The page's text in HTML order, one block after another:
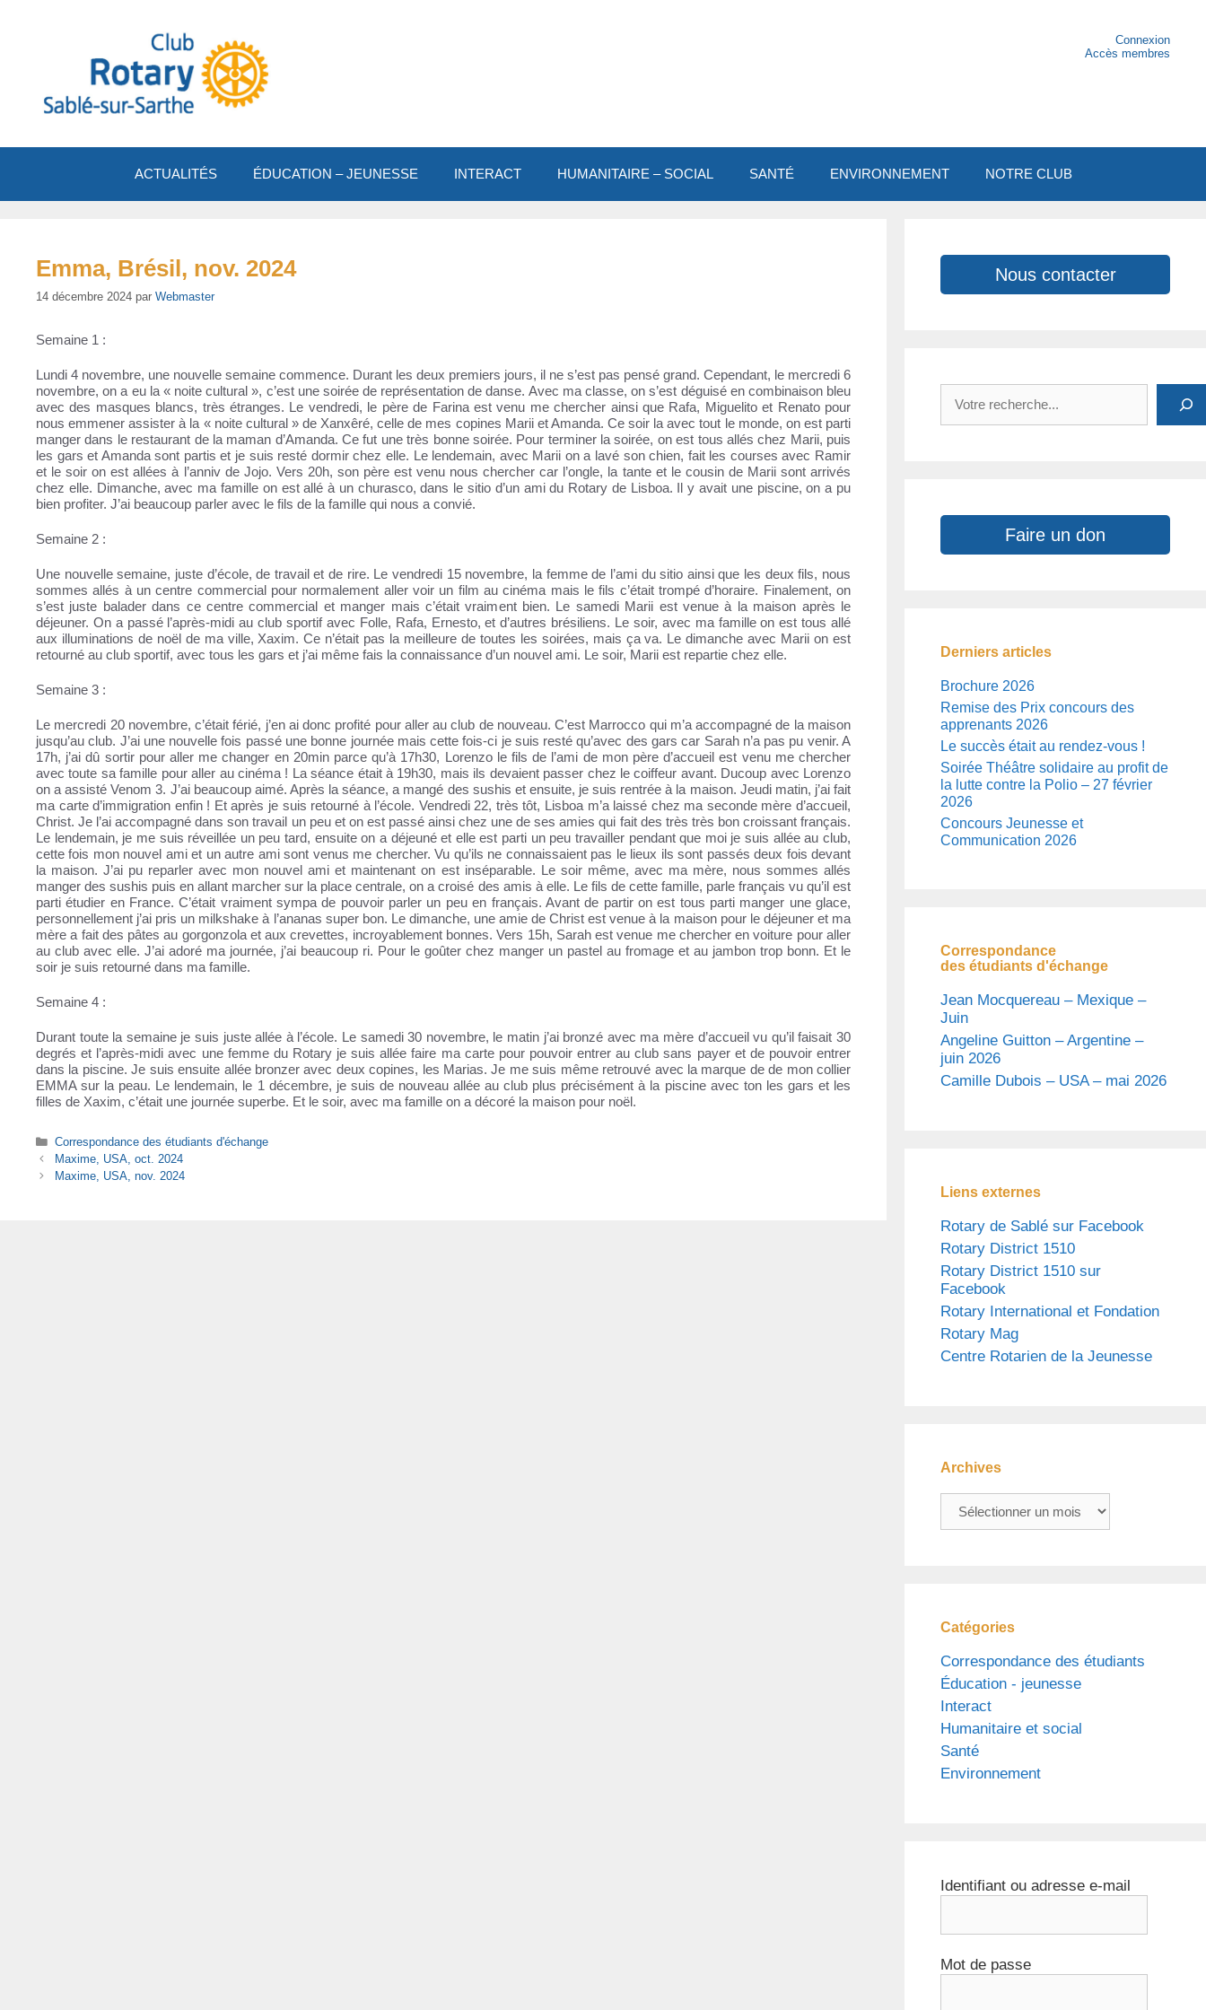
Connexion
Accès membres
ACTUALITÉS ÉDUCATION – JEUNESSE INTERACT HUMANITAIRE – SOCIAL SANTÉ ENVIRONNEMENT NOTRE CLUB
Emma, Brésil, nov. 2024
14 décembre 2024 par Webmaster
Semaine 1 :
Lundi 4 novembre, une nouvelle semaine commence. Durant les deux premiers jours, il ne s’est pas pensé grand. Cependant, le mercredi 6
novembre, on a eu la « noite cultural », c’est une soirée de représentation de danse. Avec ma classe, on s’est déguisé en combinaison bleu
avec des masques blancs, très étranges. Le vendredi, le père de Farina est venu me chercher ainsi que Rafa, Miguelito et Renato pour
nous emmener assister à la « noite cultural » de Xanxêré, celle de mes copines Marii et Amanda. Ce soir la avec tout le monde, on est parti
manger dans le restaurant de la maman d’Amanda. Ce fut une très bonne soirée. Pour terminer la soirée, on est tous allés chez Marii, puis
les gars et Amanda sont partis et je suis resté dormir chez elle. Le lendemain, avec Marii on a lavé son chien, fait les courses avec Ramir
et le soir on est allées à l’anniv de Jojo. Vers 20h, son père est venu nous chercher car l’ongle, la tante et le cousin de Marii sont arrivés
chez elle. Dimanche, avec ma famille on est allé à un churasco, dans le sitio d’un ami du Rotary de Lisboa. Il y avait une piscine, on a pu
bien profiter. J’ai beaucoup parler avec le fils de la famille qui nous a convié.
Semaine 2 :
Une nouvelle semaine, juste d’école, de travail et de rire. Le vendredi 15 novembre, la femme de l’ami du sitio ainsi que les deux fils, nous
sommes allés à un centre commercial pour normalement aller voir un film au cinéma mais le fils c’était trompé d’horaire. Finalement, on
s’est juste balader dans ce centre commercial et manger mais c’était vraiment bien. Le samedi Marii est venue à la maison après le
déjeuner. On a passé l’après-midi au club sportif avec Folle, Rafa, Ernesto, et d’autres brésiliens. Le soir, avec ma famille on est tous allé
aux illuminations de noël de ma ville, Xaxim. Ce n’était pas la meilleure de toutes les soirées, mais ça va. Le dimanche avec Marii on est
retourné au club sportif, avec tous les gars et j’ai même fais la connaissance d’un nouvel ami. Le soir, Marii est repartie chez elle.
Semaine 3 :
Le mercredi 20 novembre, c’était férié, j’en ai donc profité pour aller au club de nouveau. C’est Marrocco qui m’a accompagné de la maison
jusqu’au club. J’ai une nouvelle fois passé une bonne journée mais cette fois-ci je suis resté qu’avec des gars car Sarah n’a pas pu venir. A
17h, j’ai dû sortir pour aller me changer en 20min parce qu’à 17h30, Lorenzo le fils de l’ami de mon père d’accueil est venu me chercher
avec toute sa famille pour aller au cinéma ! La séance était à 19h30, mais ils devaient passer chez le coiffeur avant. Ducoup avec Lorenzo
on a assisté Venom 3. J’ai beaucoup aimé. Après la séance, a mangé des sushis et ensuite, je suis rentrée à la maison. Jeudi matin, j’ai fait
ma carte d’immigration enfin ! Et après je suis retourné à l’école. Vendredi 22, très tôt, Lisboa m’a laissé chez ma seconde mère d’accueil,
Christ. Je l’ai accompagné dans son travail un peu et on est passé ainsi chez une de ses amies qui fait des très très bon croissant français.
Le lendemain, je me suis réveillée un peu tard, ensuite on a déjeuné et elle est parti un peu travailler pendant que moi je suis allée au club,
cette fois mon nouvel ami et un autre ami sont venus me chercher. Vu qu’ils ne connaissaient pas le lieux ils sont passés deux fois devant
la maison. J’ai pu reparler avec mon nouvel ami et maintenant on est inséparable. Le soir même, avec ma mère, nous sommes allés
manger des sushis puis en allant marcher sur la place centrale, on a croisé des amis à elle. Le fils de cette famille, parle français vu qu’il est
parti étudier en France. C’était vraiment sympa de pouvoir parler un peu en français. Avant de partir on est tous parti manger une glace,
personnellement j’ai pris un milkshake à l’ananas super bon. Le dimanche, une amie de Christ est venue à la maison pour le déjeuner et ma
mère a fait des pâtes au gorgonzola et aux crevettes, incroyablement bonnes. Vers 15h, Sarah est venue me chercher en voiture pour aller
au club avec elle. J’ai adoré ma journée, j’ai beaucoup ri. Pour le goûter chez manger un pastel au fromage et au jambon trop bonn. Et le
soir je suis retourné dans ma famille.
Semaine 4 :
Durant toute la semaine je suis juste allée à l’école. Le samedi 30 novembre, le matin j’ai bronzé avec ma mère d’accueil vu qu’il faisait 30
degrés et l’après-midi avec une femme du Rotary je suis allée faire ma carte pour pouvoir entrer au club sans payer et de pouvoir entrer
dans la piscine. Je suis ensuite allée bronzer avec deux copines, les Marias. Je me suis même retrouvé avec la marque de de mon collier
EMMA sur la peau. Le lendemain, le 1 décembre, je suis de nouveau allée au club plus précisément à la piscine avec ton les gars et les
filles de Xaxim, c’était une journée superbe. Et le soir, avec ma famille on a décoré la maison pour noël.
Catégories
Correspondance des étudiants d'échange
Maxime, USA, oct. 2024
Maxime, USA, nov. 2024
Nous contacter
Faire un don
Derniers articles
Brochure 2026
Remise des Prix concours des
apprenants 2026
Le succès était au rendez-vous !
Soirée Théâtre solidaire au profit de
la lutte contre la Polio – 27 février
2026
Concours Jeunesse et
Communication 2026
Correspondance
des étudiants d'échange
Jean Mocquereau – Mexique –
Juin
Angeline Guitton – Argentine –
juin 2026
Camille Dubois – USA – mai 2026
Liens externes
Rotary de Sablé sur Facebook
Rotary District 1510
Rotary District 1510 sur
Facebook
Rotary International et Fondation
Rotary Mag
Centre Rotarien de la Jeunesse
Archives
Archives
Catégories
Correspondance des étudiants
Éducation - jeunesse
Interact
Humanitaire et social
Santé
Environnement
Identifiant ou adresse e-mail
Mot de passe